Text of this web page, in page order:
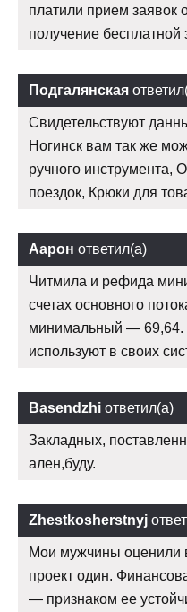
платили прием заявок
получение бесплатной
Подгалянская
Свидетельствуют
Ногинск вам так же
ручного инструмента,
поездок, Крюки для
Аарон ответил(а)
Читмила и рефида
счетах основного
минимальный — 69,64.
используют в своих
Basendzhi ответил(а)
Закладных,
ален,буду.
Zhestkosherstnyj
Мои мужчины оценили
проект один.
— признаком ее